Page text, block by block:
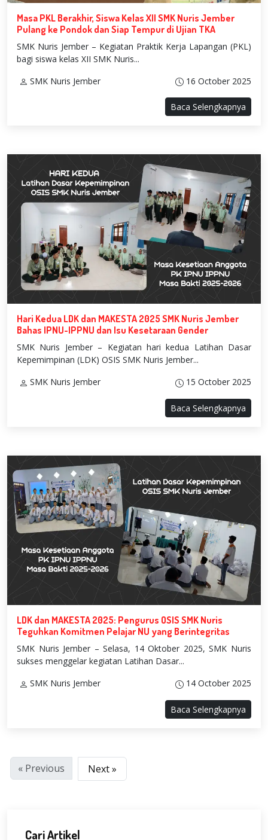
Masa PKL Berakhir, Siswa Kelas XII SMK Nuris Jember
Pulang ke Pondok dan Siap Tempur di Ujian TKA
SMK Nuris Jember – Kegiatan Praktik Kerja Lapangan (PKL)
bagi siswa kelas XII SMK Nuris...
SMK Nuris Jember
16 October 2025
Baca Selengkapnya
Hari Kedua LDK dan MAKESTA 2025 SMK Nuris Jember
Bahas IPNU-IPPNU dan Isu Kesetaraan Gender
SMK Nuris Jember – Kegiatan hari kedua Latihan Dasar
Kepemimpinan (LDK) OSIS SMK Nuris Jember...
SMK Nuris Jember
15 October 2025
Baca Selengkapnya
LDK dan MAKESTA 2025: Pengurus OSIS SMK Nuris
Teguhkan Komitmen Pelajar NU yang Berintegritas
SMK Nuris Jember – Selasa, 14 Oktober 2025, SMK Nuris
sukses menggelar kegiatan Latihan Dasar...
SMK Nuris Jember
14 October 2025
Baca Selengkapnya
« Previous Next »
Cari Artikel